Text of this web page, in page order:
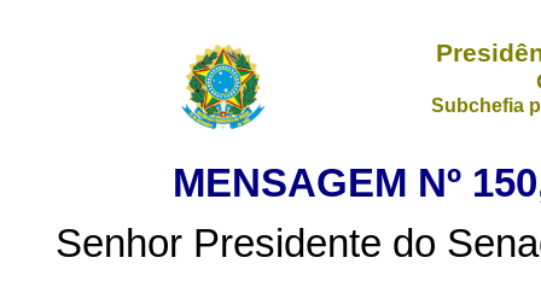
Subchefia
MENSAGEM Nº
Senhor Presidente do